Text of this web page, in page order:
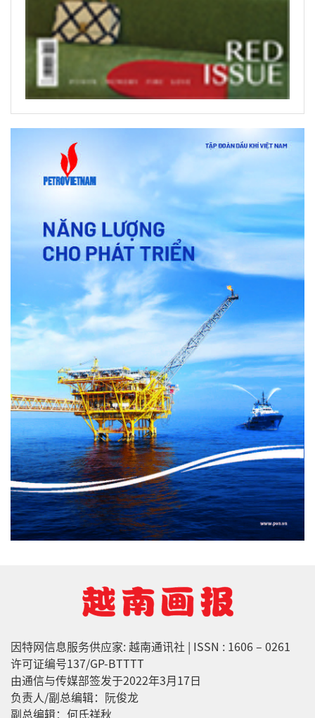
因特网信息服务供应家: 越南通讯社 | ISSN : 1606 – 0261
许可证编号137/GP-BTTTT
由通信与传媒部签发于2022年3月17日
负责人/副总编辑：阮俊龙
副总编辑：何氏祥秋